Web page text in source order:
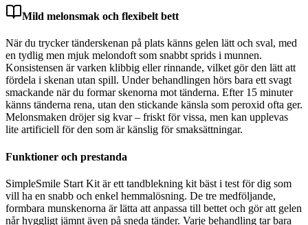
Mild melonsmak och flexibelt bett
När du trycker tänderskenan på plats känns gelen lätt och sval, med
en tydlig men mjuk melondoft som snabbt sprids i munnen.
Konsistensen är varken klibbig eller rinnande, vilket gör den lätt att
fördela i skenan utan spill. Under behandlingen hörs bara ett svagt
smackande när du formar skenorna mot tänderna. Efter 15 minuter
känns tänderna rena, utan den stickande känsla som peroxid ofta ger.
Melonsmaken dröjer sig kvar – friskt för vissa, men kan upplevas
lite artificiell för den som är känslig för smaksättningar.
Funktioner och prestanda
SimpleSmile Start Kit är ett tandblekning kit bäst i test för dig som
vill ha en snabb och enkel hemmalösning. De tre medföljande,
formbara munskenorna är lätta att anpassa till bettet och gör att gelen
når hyggligt jämnt även på sneda tänder. Varje behandling tar bara